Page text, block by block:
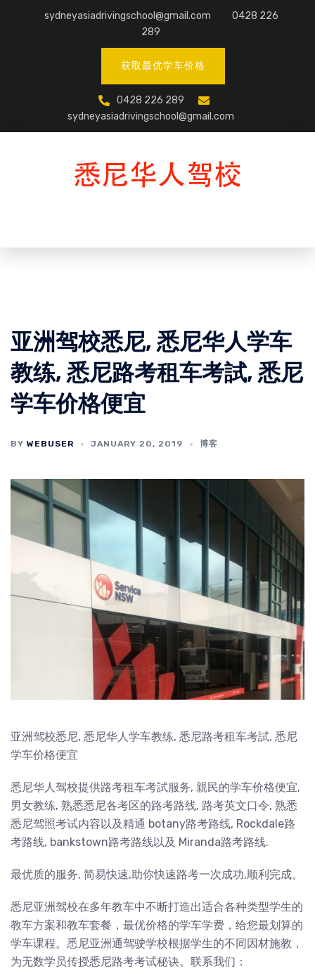
sydneyasiadrivingschool@gmail.com
0428 226
289
获取最优学车价格
0428 226 289
sydneyasiadrivingschool@gmail.com
亚洲驾校悉尼, 悉尼华人学车
教练, 悉尼路考租车考試, 悉尼
学车价格便宜
BY WEBUSER JANUARY 20, 2019 博客
亚洲驾校悉尼, 悉尼华人学车教练, 悉尼路考租车考試, 悉尼
学车价格便宜
悉尼华人驾校提供路考租车考試服务, 親民的学车价格便宜,
男女教练, 熟悉悉尼各考区的路考路线, 路考英文口令, 熟悉
悉尼驾照考试内容以及精通 botany路考路线, Rockdale路
考路线, bankstown路考路线以及 Miranda路考路线.
最优质的服务, 简易快速,助你快速路考一次成功,顺利完成。
悉尼亚洲驾校在多年教车中不断打造出适合各种类型学生的
教车方案和教车套餐，最优价格的学车学费，给您最划算的
学车课程。悉尼亚洲通驾驶学校根据学生的不同因材施教，
为无数学员传授悉尼路考考试秘诀。联系我们：